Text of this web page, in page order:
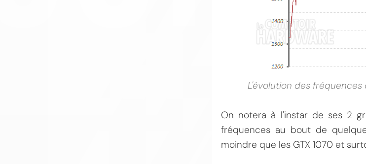
L'évolution des fréquences
On notera à l'instar de ses 2
fréquences au bout de
moindre que les GTX 1070 et